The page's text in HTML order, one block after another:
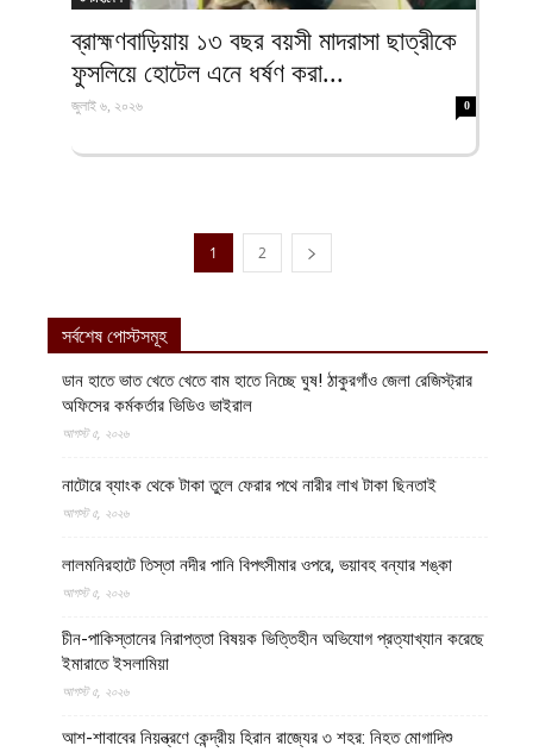
ব্রাহ্মণবাড়িয়ায় ১৩ বছর বয়সী মাদরাসা ছাত্রীকে
ফুসলিয়ে হোটেল এনে ধর্ষণ করা...
জুলাই ৬, ২০২৬ 0
1 2
সর্বশেষ পোস্টসমূহ
ডান হাতে ভাত খেতে খেতে বাম হাতে নিচ্ছে ঘুষ! ঠাকুরগাঁও জেলা রেজিস্ট্রার
অফিসের কর্মকর্তার ভিডিও ভাইরাল
আগস্ট ৫, ২০২৬
নাটোরে ব্যাংক থেকে টাকা তুলে ফেরার পথে নারীর লাখ টাকা ছিনতাই
আগস্ট ৫, ২০২৬
লালমনিরহাটে তিস্তা নদীর পানি বিপৎসীমার ওপরে, ভয়াবহ বন্যার শঙ্কা
আগস্ট ৫, ২০২৬
চীন-পাকিস্তানের নিরাপত্তা বিষয়ক ভিত্তিহীন অভিযোগ প্রত্যাখ্যান করেছে
ইমারাতে ইসলামিয়া
আগস্ট ৫, ২০২৬
আশ-শাবাবের নিয়ন্ত্রণে কেন্দ্রীয় হিরান রাজ্যের ৩ শহর: নিহত মোগাদিশু